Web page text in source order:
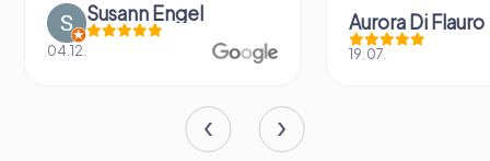
Susann Engel
04.12.
Aurora Di Flauro
19.07.